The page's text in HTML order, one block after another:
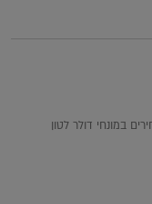
במונחי דולר לטון